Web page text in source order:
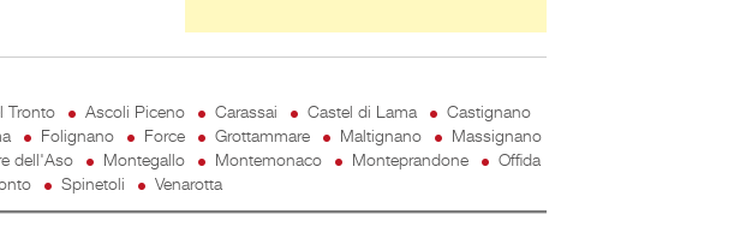
Tronto Ascoli Piceno Carassai Castel di Lama
Castignano
Folignano Force Grottammare Maltignano
Massignano
dell'Aso Montegallo Montemonaco Monteprandone
Offida
Spinetoli Venarotta